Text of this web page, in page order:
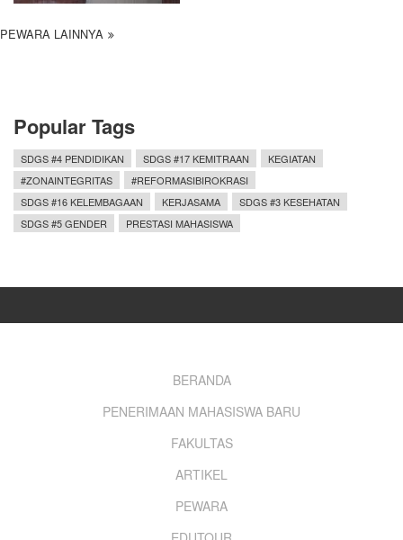
PEWARA LAINNYA
Popular Tags
SDGS #4 PENDIDIKAN SDGS #17 KEMITRAAN
KEGIATAN
#ZONAINTEGRITAS
#REFORMASIBIROKRASI
SDGS #16 KELEMBAGAAN
KERJASAMA
SDGS #3 KESEHATAN
SDGS #5 GENDER
PRESTASI MAHASISWA
BERANDA
PENERIMAAN MAHASISWA BARU
FAKULTAS
ARTIKEL
PEWARA